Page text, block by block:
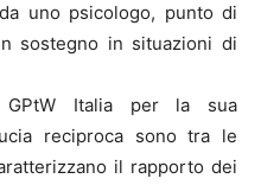
uno psicologo, punto di
sostegno in situazioni di
GPtW Italia per la sua
reciproca sono tra le
il rapporto dei